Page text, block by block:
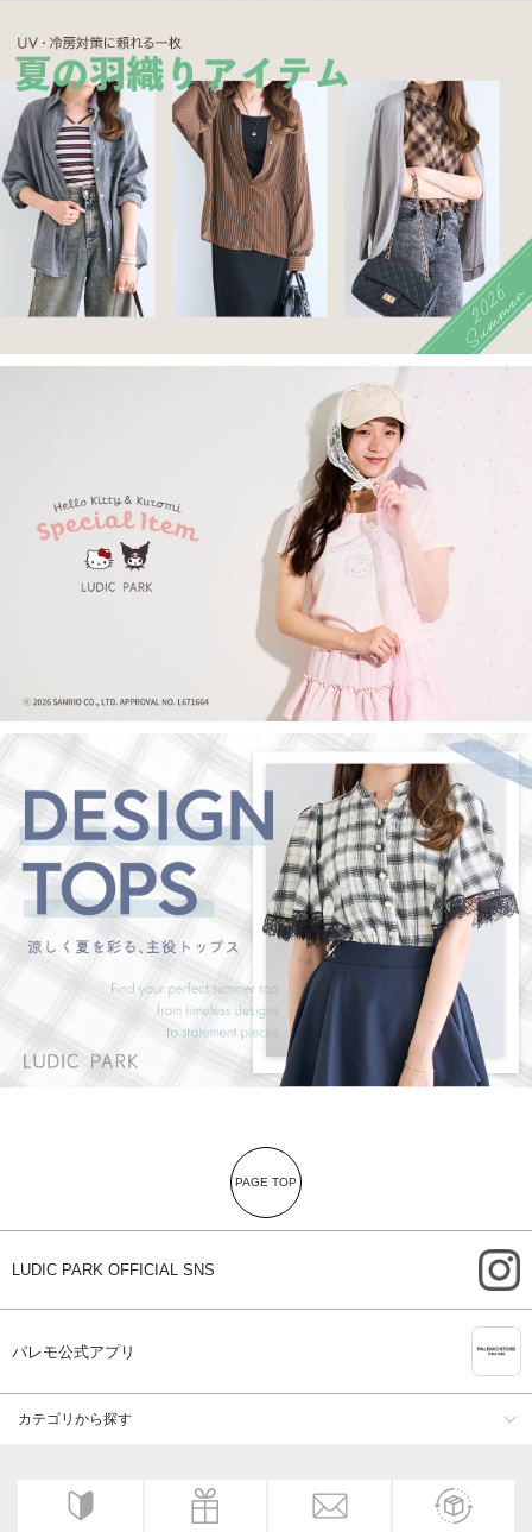
PAGE TOP
LUDIC PARK OFFICIAL SNS
パレモ公式アプリ
カテゴリから探す